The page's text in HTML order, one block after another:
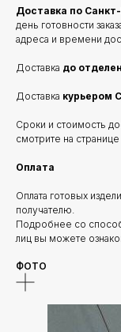
Доставка по
день готовности
адреса и времени
Доставка до
Доставка курьером
Сроки и стоимость
смотрите на странице
Оплата
Оплата готовых
получателю.
Подробнее со
лиц вы можете
ФОТО